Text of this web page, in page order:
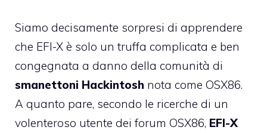
Siamo decisamente sorpresi di apprendere
che EFI-X è solo un truffa complicata e ben
congegnata a danno della comunità di
smanettoni Hackintosh nota come OSX86.
A quanto pare, secondo le ricerche di un
volenteroso utente dei forum OSX86, EFI-X